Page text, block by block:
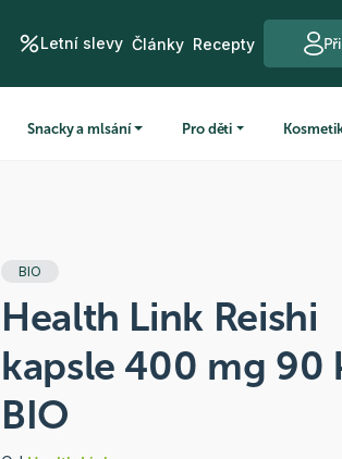
Letní slevy Články Recepty
Snacky a mlsání Pro děti
BIO
Health Link Reishi
kapsle 400 mg 90
BIO